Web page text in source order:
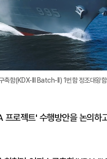
축함(KDX-III Batch-II) 1번함 정조대왕
로젝트' 수행방안을 논의하